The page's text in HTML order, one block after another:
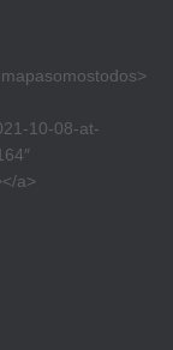
10-08-at-
a>